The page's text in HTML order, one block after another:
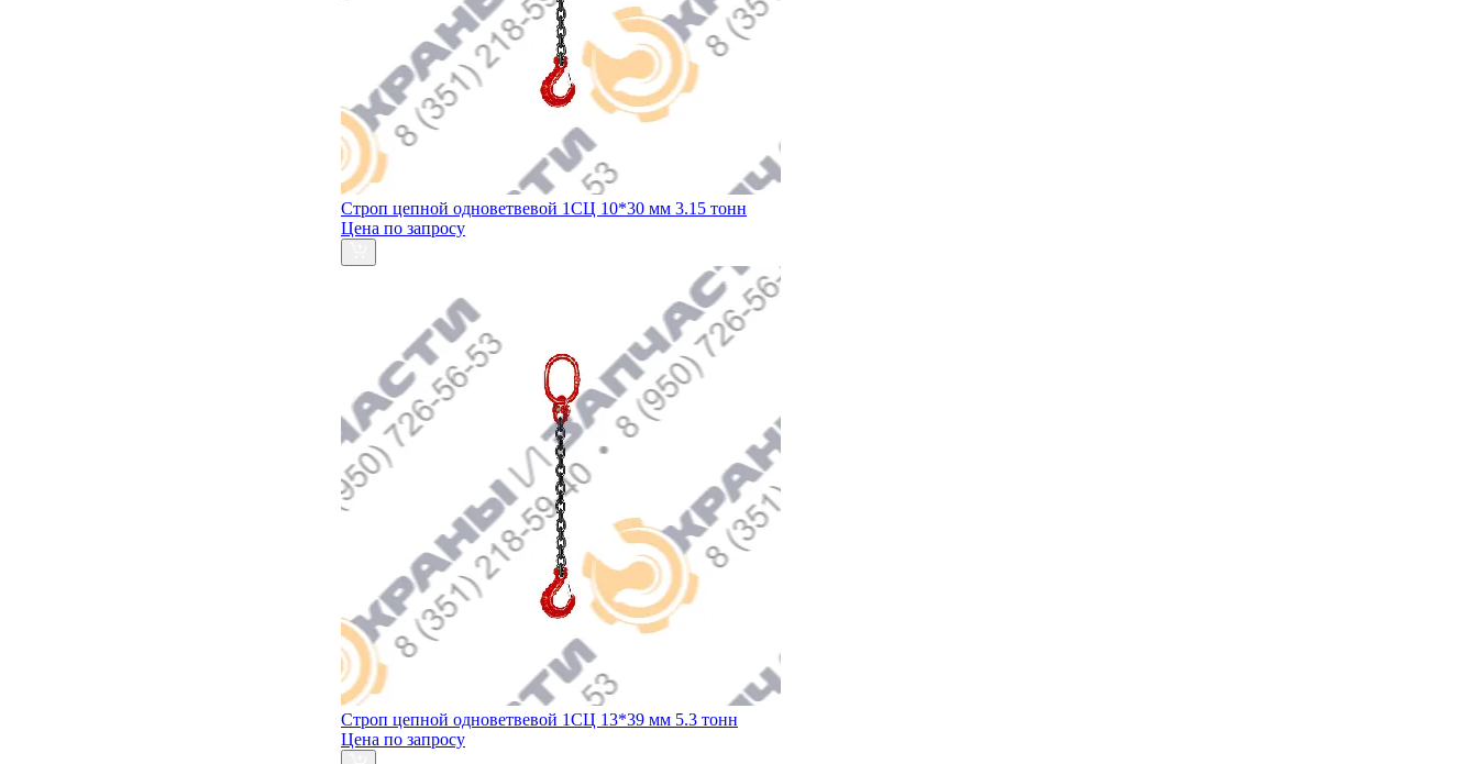
Строп цепной одноветвевой 1СЦ 10*30 мм 3.15 тонн
Цена по запросу
Строп цепной одноветвевой 1СЦ 13*39 мм 5.3 тонн
Цена по запросу